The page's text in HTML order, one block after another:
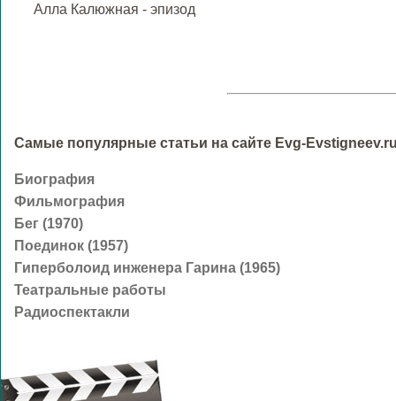
Алла Калюжная - эпизод
Самые популярные статьи на сайте Evg-
Биография
Фильмография
Бег (1970)
Поединок (1957)
Гиперболоид инженера Гарина (1965)
Театральные работы
Радиоспектакли